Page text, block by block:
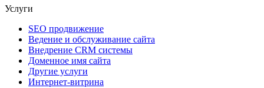
Услуги
SEO продвижение
Ведение и обслуживание сайта
Внедрение CRM системы
Доменное имя сайта
Другие услуги
Интернет-витрина